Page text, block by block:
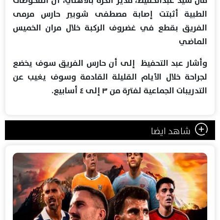
الطبية أثبتت إصابة مصطفى شوبير حارس مرمى
الفريق بقطع في غضروف الركبة خلال مران الخميس
الماضي
وأشار عبد التحفيظ إلى أن حارس الفريق سوف يخضع
لجراحة خلال الأيام القليلة القادمة وسوف يغيب عن
التدريبات الجماعية لفترة من ٣ إلى ٤ أسابيع.
شاهد ايضا